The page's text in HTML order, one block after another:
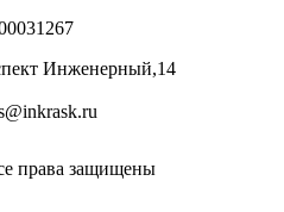
Инженерный,14
права защищены